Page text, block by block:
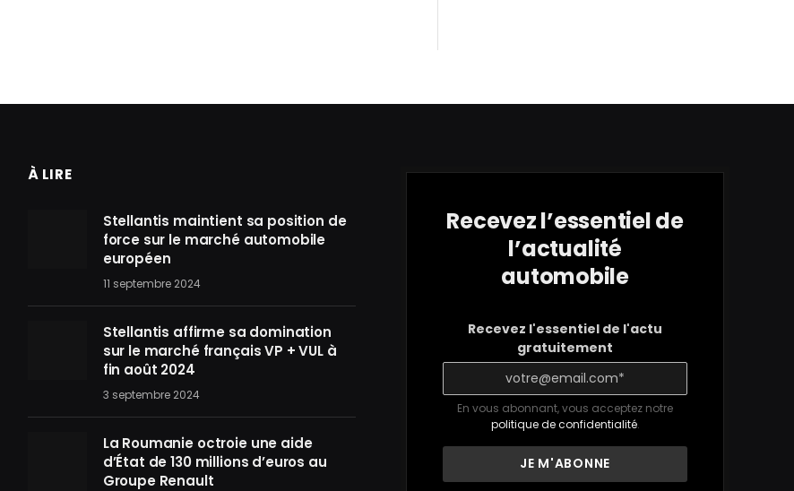
À LIRE
Stellantis maintient sa position de
force sur le marché automobile
européen
11 septembre 2024
Stellantis affirme sa domination
sur le marché français VP + VUL à
fin août 2024
3 septembre 2024
La Roumanie octroie une aide
d’État de 130 millions d’euros au
Groupe Renault
Recevez l’essentiel de
l’actualité
automobile
Recevez l'essentiel de l'actu
gratuitement
En vous abonnant, vous acceptez notre
politique de confidentialité.